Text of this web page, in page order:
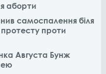
аборти
самоспалення біля
проти
Августа Бунж